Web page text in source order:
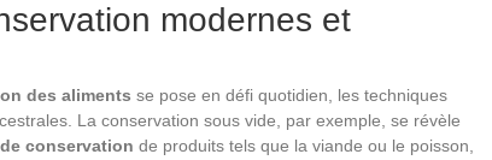
modernes et
des aliments se pose en défi quotidien, les techniques
La conservation sous vide, par exemple, se révèle
conservation de produits tels que la viande ou le poisson,